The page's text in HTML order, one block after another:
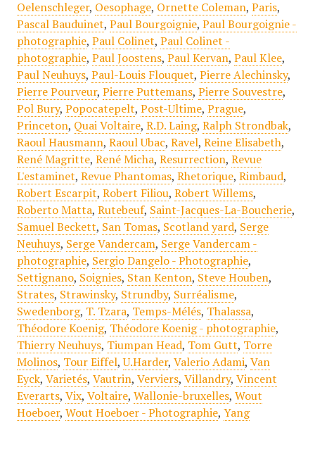
Oelenschleger, Oesophage, Ornette Coleman, Paris,
Pascal Bauduinet, Paul Bourgoignie, Paul Bourgoignie -
photographie, Paul Colinet, Paul Colinet -
photographie, Paul Joostens, Paul Kervan, Paul Klee,
Paul Neuhuys, Paul-Louis Flouquet, Pierre Alechinsky,
Pierre Pourveur, Pierre Puttemans, Pierre Souvestre,
Pol Bury, Popocatepelt, Post-Ultime, Prague,
Princeton, Quai Voltaire, R.D. Laing, Ralph Strondbak,
Raoul Hausmann, Raoul Ubac, Ravel, Reine Elisabeth,
René Magritte, René Micha, Resurrection, Revue
L'estaminet, Revue Phantomas, Rhetorique, Rimbaud,
Robert Escarpit, Robert Filiou, Robert Willems,
Roberto Matta, Rutebeuf, Saint-Jacques-La-Boucherie,
Samuel Beckett, San Tomas, Scotland yard, Serge
Neuhuys, Serge Vandercam, Serge Vandercam -
photographie, Sergio Dangelo - Photographie,
Settignano, Soignies, Stan Kenton, Steve Houben,
Strates, Strawinsky, Strundby, Surréalisme,
Swedenborg, T. Tzara, Temps-Mélés, Thalassa,
Théodore Koenig, Théodore Koenig - photographie,
Thierry Neuhuys, Tiumpan Head, Tom Gutt, Torre
Molinos, Tour Eiffel,U.Harder, Valerio Adami, Van
Eyck, Varietés, Vautrin, Verviers, Villandry, Vincent
Everarts, Vix, Voltaire, Wallonie-bruxelles, Wout
Hoeboer, Wout Hoeboer - Photographie, Yang